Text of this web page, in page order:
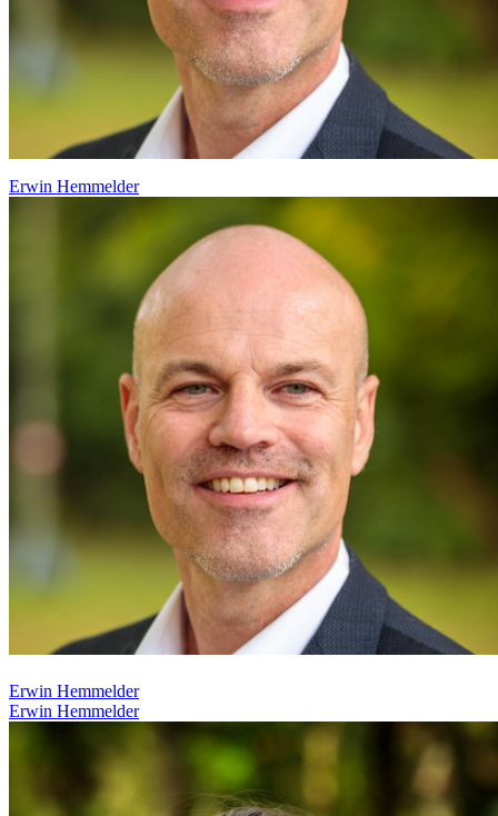
Erwin Hemmelder
Erwin Hemmelder
Erwin Hemmelder